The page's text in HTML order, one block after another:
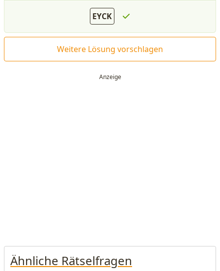
EYCK
Weitere Lösung vorschlagen
Ähnliche Rätselfragen